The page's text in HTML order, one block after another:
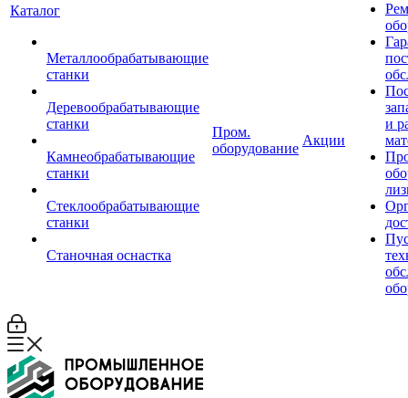
Каталог
Металлообрабатывающие
станки
Деревообрабатывающие
станки
Камнеобрабатывающие
станки
Стеклообрабатывающие
станки
Станочная оснастка
Пром.
оборудование
Акции
и